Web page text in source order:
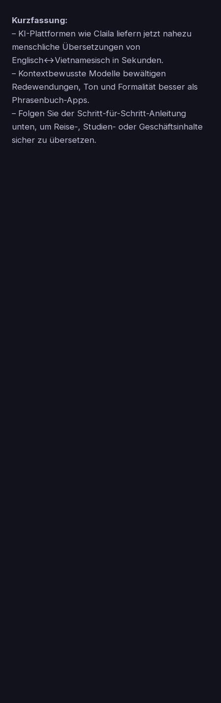
Kurzfassung:
– KI-Plattformen wie Claila liefern jetzt nahezu
menschliche Übersetzungen von
Englisch↔Vietnamesisch in Sekunden.
– Kontextbewusste Modelle bewältigen
Redewendungen, Ton und Formalität besser als
Phrasenbuch-Apps.
– Folgen Sie der Schritt-für-Schritt-Anleitung
unten, um Reise-, Studien- oder Geschäftsinhalte
sicher zu übersetzen.